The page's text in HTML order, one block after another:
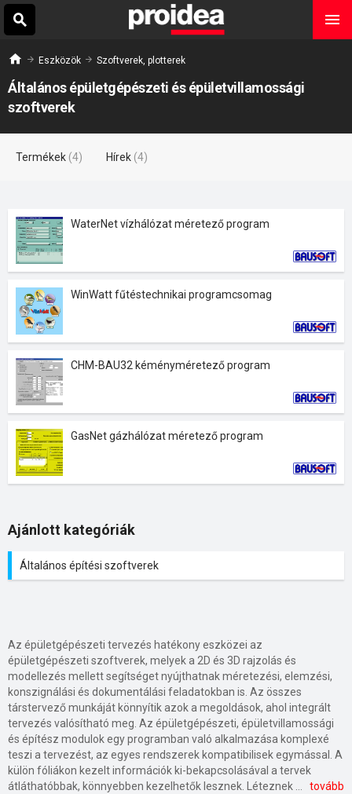
Eszközök Szoftverek, plotterek
Általános épületgépészeti és épületvillamossági
szoftverek
Termékek (4) Hírek (4)
WaterNet vízhálózat méretező program
WinWatt fűtéstechnikai programcsomag
CHM-BAU32 kéményméretező program
GasNet gázhálózat méretező program
Ajánlott kategóriák
Általános építési szoftverek
Az épületgépészeti tervezés hatékony eszközei az
épületgépészeti szoftverek, melyek a 2D és 3D rajzolás és
modellezés mellett segítséget nyújthatnak méretezési, elemzési,
konszignálási és dokumentálási feladatokban is. Az összes
társtervező munkáját könnyítik azok a megoldások, ahol integrált
tervezés valósítható meg. Az épületgépészeti, épületvillamossági
és építész modulok egy programban való alkalmazása komplexé
teszi a tervezést, az egyes rendszerek kompatibilisek egymással. A
külön fóliákon kezelt információk ki-bekapcsolásával a tervek
tovább